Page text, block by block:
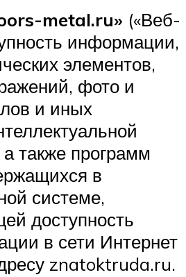
metal.ru» («Веб-
информации,
элементов,
фото и
и иных
также программ
в
системе,
доступность
в сети Интернет
znatoktruda.ru.